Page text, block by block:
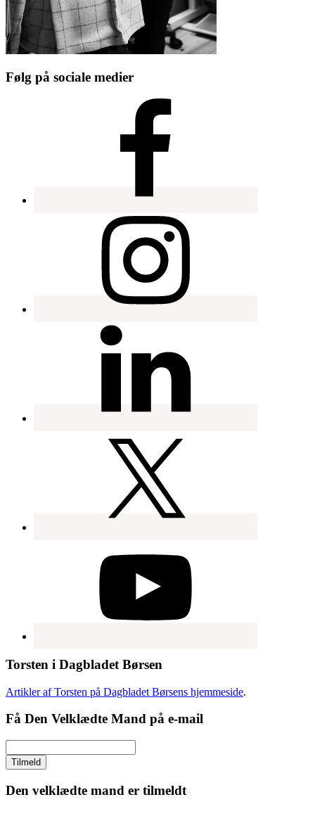
Følg på sociale medier
Torsten i Dagbladet Børsen
Artikler af Torsten på Dagbladet Børsens hjemmeside.
Få Den Velklædte Mand på e-mail
Den velklædte mand er tilmeldt